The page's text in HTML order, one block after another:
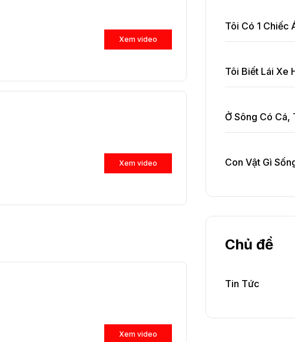
Xem video
Xem video
Xem video
Tôi Có 1 Chiếc
Tôi Biết Lái Xe
Ở Sông Có Cá,
Con Vật Gì
Chủ đề
Tin Tức